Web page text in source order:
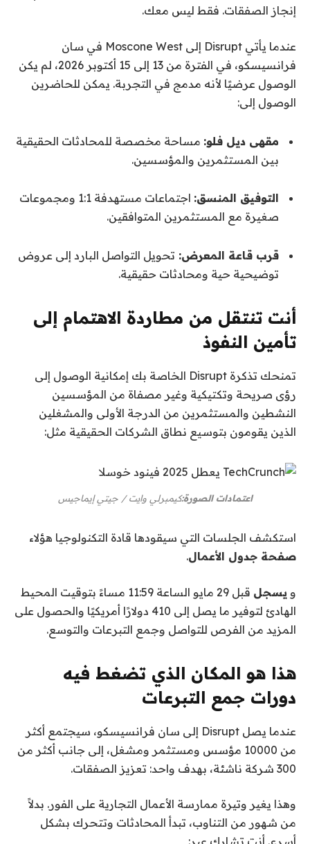
إنجاز الصفقات. فقط ليس معك.
عندما يأتي Disrupt إلى Moscone West في سان
فرانسيسكو، في الفترة من 13 إلى 15 أكتوبر 2026، لم يكن
الوصول عرضيًا لأنه مدمج في التجربة. يمكن للحاضرين
الوصول إلى:
مقهى ديل فلو: مساحة مخصصة للمحادثات الحقيقية
بين المستثمرين والمؤسسين.
التوفيق المنسق:
اجتماعات مستهدفة 1:1 ومجموعات
صغيرة مع المستثمرين المتوافقين.
قرب قاعة المعرض: تحويل التواصل البارد إلى عروض
توضيحية حية ومحادثات حقيقية.
أنت تنتقل من مطاردة الاهتمام إلى
تأمين النفوذ
تمنحك تذكرة Disrupt الخاصة بك إمكانية الوصول إلى
رؤى صريحة وتكتيكية وغير مصفاة من المؤسسين
النشطين والمستثمرين من الدرجة الأولى والمشغلين
الذين يقومون بتوسيع نطاق الشركات الحقيقية مثل:
اعتمادات الصورة:كيمبرلي وايت / جيتي إيماجيس
استكشف الجلسات التي سيقودها قادة التكنولوجيا هؤلاء
صفحة جدول الأعمال.
و يسجل
قبل 29 مايو الساعة 11:59 مساءً بتوقيت المحيط
الهادئ لتوفير ما يصل إلى 410 دولارًا أمريكيًا والحصول على
المزيد من الفرص للتواصل وجمع التبرعات والتوسع.
هذا هو المكان الذي تضغط فيه
دورات جمع التبرعات
عندما يصل Disrupt إلى سان فرانسيسكو، سيجتمع أكثر
من 10000 مؤسس ومستثمر ومشغل، إلى جانب أكثر من
300 شركة ناشئة، بهدف واحد: تعزيز الصفقات.
وهذا يغير وتيرة ممارسة الأعمال التجارية على الفور. بدلاً
من شهور من التناوب، تبدأ المحادثات وتتحرك بشكل